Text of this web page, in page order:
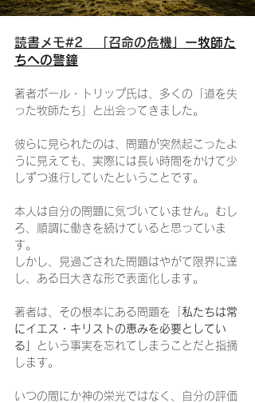
読書メモ#2　「召命の危機」 ー牧師た
ちへの警鐘
著者ポール・トリップ氏は、多くの「道を失
った牧師たち」と出会ってきました。
彼らに見られたのは、問題が突然起こったよ
うに見えても、実際には長い時間をかけて少
しずつ進行していたということです。
本人は自分の問題に気づいていません。むし
ろ、順調に働きを続けていると思っていま
す。
しかし、見過ごされた問題はやがて限界に達
し、ある日大きな形で表面化します。
著者は、その根本にある問題を「 私たちは常
にイエス・キリストの恵みを必要としてい
る」
という事実を忘れてしまうことだと指摘
します。
いつの間にか神の栄光ではなく、自分の評価